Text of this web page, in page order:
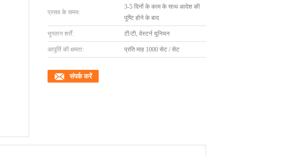
प्रसव के समय:
3-5 दिनों के काम के साथ आदेश की
पुष्टि होने के बाद
भुगतान शर्तें: टी/टी, वेस्टर्न यूनियन
आपूर्ति की क्षमता: प्रति माह 1000 सेट / सेट
संपर्क करें